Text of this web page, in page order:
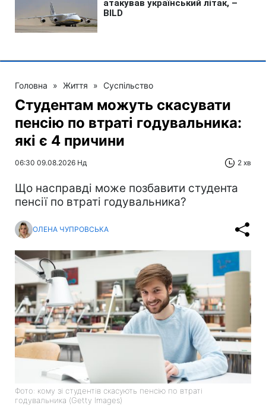
Головна » Життя » Суспільство
Студентам можуть скасувати
пенсію по втраті годувальника:
які є 4 причини
06:30 09.08.2026 Нд 2 хв
Що насправді може позбавити студента
пенсії по втраті годувальника?
ОЛЕНА ЧУПРОВСЬКА
Фото: кому зі студентів скасують пенсію по втраті
годувальника (Getty Imagеs)